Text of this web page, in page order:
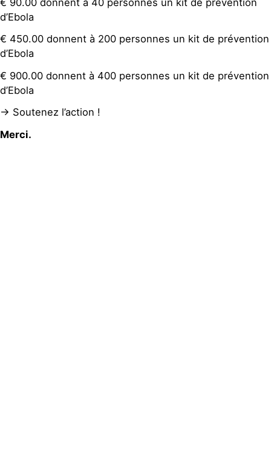
€ 90.00 donnent à 40 personnes un kit de prévention
d’Ebola
€ 450.00 donnent à 200 personnes un kit de prévention
d’Ebola
€ 900.00 donnent à 400 personnes un kit de prévention
d’Ebola
-> Soutenez l’action !
Merci.